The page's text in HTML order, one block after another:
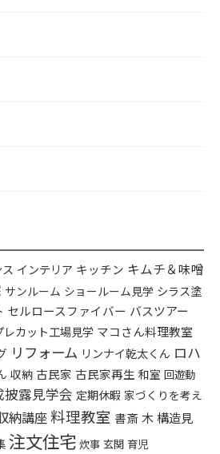
インテリア キッチン キムチ＆味噌
サンルーム ショールーム見学 シラス塗
セルロースファイバー バスツアー
レカット工場見学 マコさん料理教室
リフォーム リンナイ乾太くん ロハ
収納 古民家 古民家再生 和室 回遊動
披露見学会 定期休暇 家づくりを考え
納講座料理教室 書斎 木構造見
注文住宅 炊事 玄関 育児